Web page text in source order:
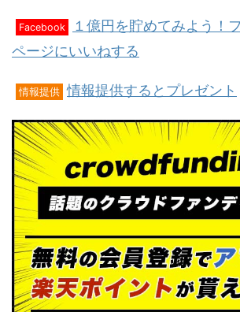
Facebook
１億円を貯めてみよう！
ページにいいねする
情報提供 情報提供するとプレゼント